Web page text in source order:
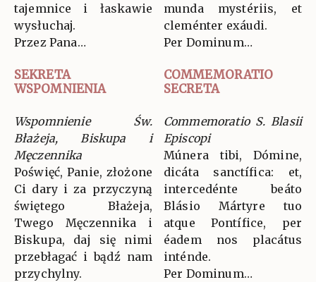
tajemnice i łaskawie
wysłuchaj.
Przez Pana…
munda mystériis, et
cleménter exáudi.
Per Dominum…
SEKRETA
WSPOMNIENIA
COMMEMORATIO
SECRETA
Wspomnienie Św.
Błażeja, Biskupa i
Męczennika
Poświęć, Panie, złożone
Ci dary i za przyczyną
świętego Błażeja,
Twego Męczennika i
Biskupa, daj się nimi
przebłagać i bądź nam
przychylny.
Commemoratio S. Blasii
Episcopi
Múnera tibi, Dómine,
dicáta sanctífica: et,
intercedénte beáto
Blásio Mártyre tuo
atque Pontífice, per
éadem nos placátus
inténde.
Per Dominum…